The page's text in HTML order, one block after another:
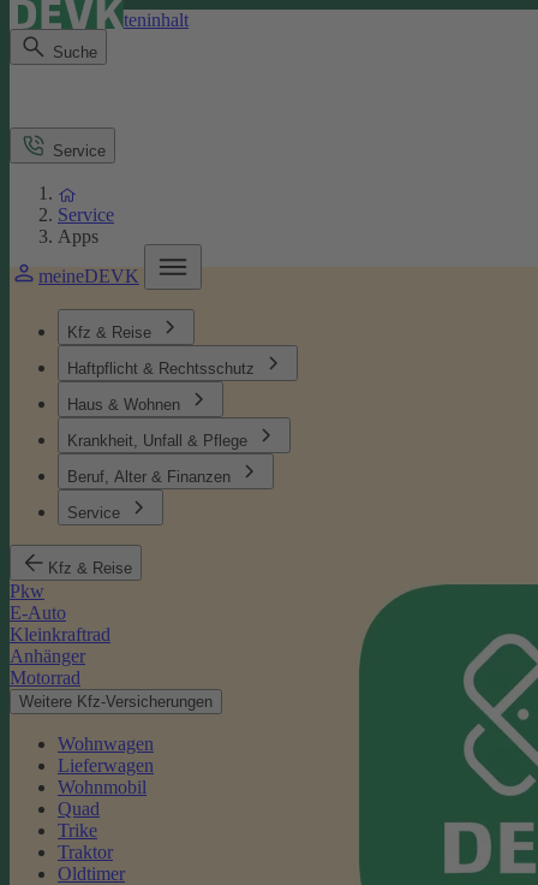
Direkt zum Seiteninhalt
Suche
meineDEVK
Kfz & Reise
Haftpflicht & Rechtsschutz
Haus & Wohnen
Krankheit, Unfall & Pflege
Beruf, Alter & Finanzen
Service
Kfz & Reise
Pkw
E-Auto
Kleinkraftrad
Anhänger
Motorrad
Weitere Kfz-Versicherungen
Wohnwagen
Lieferwagen
Wohnmobil
Quad
Trike
Traktor
Oldtimer
Service
Service
Apps